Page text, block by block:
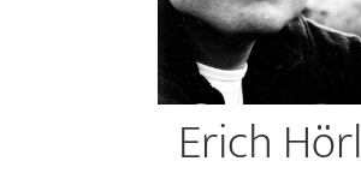
Erich Hörl